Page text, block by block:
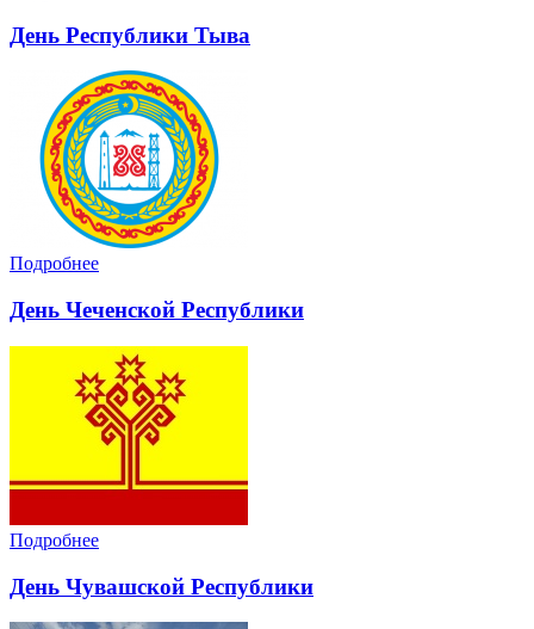
День Республики Тыва
Подробнее
День Чеченской Республики
Подробнее
День Чувашской Республики